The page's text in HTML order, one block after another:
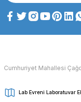
Cumhuriyet Mahallesi
Lab Evreni Laboratuvar